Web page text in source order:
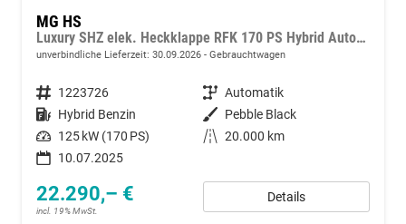
MG HS
Luxury SHZ elek. Heckklappe RFK 170 PS Hybrid Automatik
unverbindliche Lieferzeit: 30.09.2026 Gebrauchtwagen
Fahrzeugnummer 1223726 Getriebe Automatik
Kraftstoff Hybrid Benzin Außenfarbe Pebble Black
Leistung 125 kW (170 PS) Kilometerstand 20.000 km
10.07.2025
22.290,– €
incl. 19% MwSt.
Details